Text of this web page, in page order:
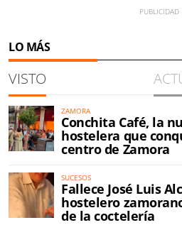
LO MÁS
VISTO
ZAMORA
Conchita Café, la
hostelera que
centro de Zamora
SUCESOS
Fallece José Luis
hostelero
de la coctelería